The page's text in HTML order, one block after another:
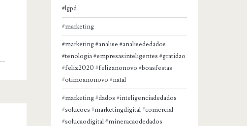
#lgpd
#marketing
#marketing #analise #analisededados
#tenologia #empresasinteligentes #gratidao
#feliz2020 #felizanonovo #boasfestas
#otimoanonovo #natal
#marketing #dados #inteligenciadedados
#solucoes #marketingdigital #comercial
#solucaodigital #mineracaodedados